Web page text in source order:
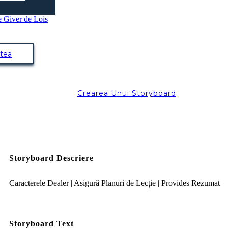
Crearea Unui Storyboard
Storyboard Descriere
Caracterele Dealer | Asigură Planuri de Lecție | Provides Rezumat
Storyboard Text